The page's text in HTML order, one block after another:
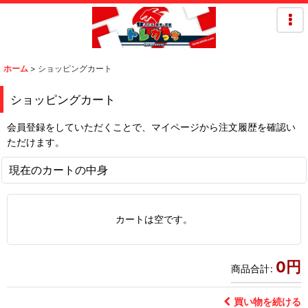
ホーム > ショッピングカート
ショッピングカート
会員登録をしていただくことで、マイページから注文履歴を確認い
ただけます。
現在のカートの中身
カートは空です。
商品合計: 0円
買い物を続ける